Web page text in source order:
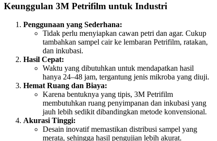
Keunggulan 3M Petrifilm untuk Industri
Penggunaan yang Sederhana:
Tidak perlu menyiapkan cawan petri dan agar. Cukup
tambahkan sampel cair ke lembaran Petrifilm, ratakan,
dan inkubasi.
Hasil Cepat:
Waktu yang dibutuhkan untuk mendapatkan hasil
hanya 24–48 jam, tergantung jenis mikroba yang diuji.
Hemat Ruang dan Biaya:
Karena bentuknya yang tipis, 3M Petrifilm
membutuhkan ruang penyimpanan dan inkubasi yang
jauh lebih sedikit dibandingkan metode konvensional.
Akurasi Tinggi:
Desain inovatif memastikan distribusi sampel yang
merata, sehingga hasil pengujian lebih akurat.